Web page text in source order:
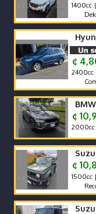
1400cc
Dekra al
¢
2400cc
¢
2000cc
¢
1500cc
Record